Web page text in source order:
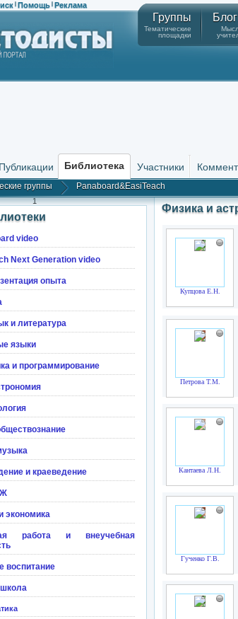
| Помощь | Реклама
Группы
Тематические
площадки
Публикации Библиотека Участники
группы Panaboard&EasiTeach
1
video
Next Generation video
опыта
и литература
языки
и программирование
и краеведение
экономика
работа и внеучебная
воспитание
Физика и
Купцова Е.Н.
Петрова Т.М.
Кантаева Л.Н.
Гученко Г.В.